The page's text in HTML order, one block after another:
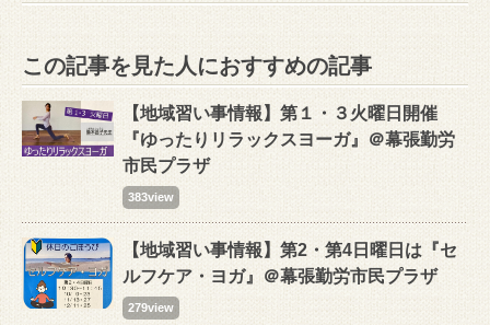
この記事を見た人におすすめの記事
【地域習い事情報】第１・３火曜日開催
『ゆったりリラックスヨーガ』＠幕張勤労
市民プラザ
383view
【地域習い事情報】第2・第4日曜日は『セ
ルフケア・ヨガ』＠幕張勤労市民プラザ
279view